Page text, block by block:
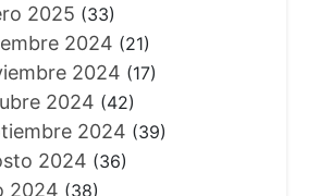
2025 (33)
2024 (21)
2024 (17)
2024 (42)
2024 (39)
2024 (36)
2024 (38)